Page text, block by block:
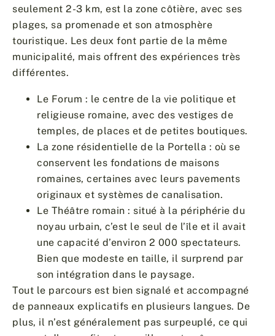
seulement 2-3 km, est la zone côtière, avec ses
plages, sa promenade et son atmosphère
touristique. Les deux font partie de la même
municipalité, mais offrent des expériences très
différentes.
Le Forum : le centre de la vie politique et
religieuse romaine, avec des vestiges de
temples, de places et de petites boutiques.
La zone résidentielle de la Portella : où se
conservent les fondations de maisons
romaines, certaines avec leurs pavements
originaux et systèmes de canalisation.
Le Théâtre romain : situé à la périphérie du
noyau urbain, c’est le seul de l’île et il avait
une capacité d’environ 2 000 spectateurs.
Bien que modeste en taille, il surprend par
son intégration dans le paysage.
Tout le parcours est bien signalé et accompagné
de panneaux explicatifs en plusieurs langues. De
plus, il n’est généralement pas surpeuplé, ce qui